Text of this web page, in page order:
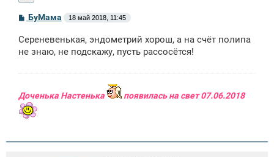
С
о
б
щ
БуМама 18 май 2018, 11:45
Сереневенькая, эндометрий хорош, а на счёт полипа
не знаю, не подскажу, пусть рассосётся!
Доченька Настенька появилась на свет 07.06.2018